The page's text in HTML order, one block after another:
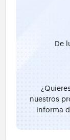
De
nuestros
informa